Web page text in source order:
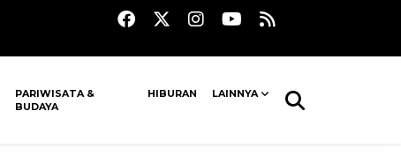
PARIWISATA &
BUDAYA
HIBURAN LAINNYA